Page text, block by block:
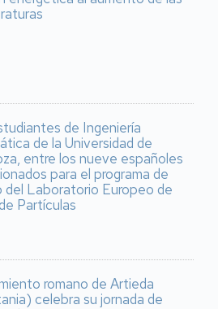
de Ingeniería
de la Universidad de
entre los nueve españoles
para el programa de
del Laboratorio Europeo de
Partículas
romano de Artieda
celebra su jornada de